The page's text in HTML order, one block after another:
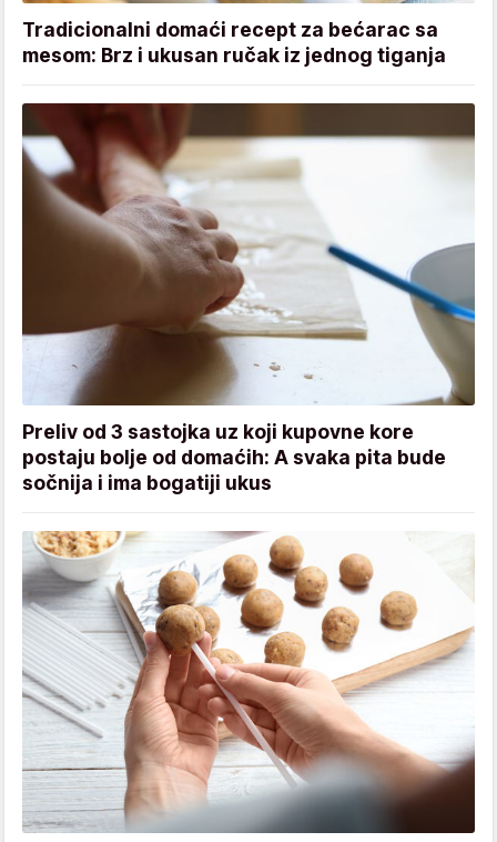
Tradicionalni domaći recept za bećarac sa
mesom: Brz i ukusan ručak iz jednog tiganja
Preliv od 3 sastojka uz koji kupovne kore
postaju bolje od domaćih: A svaka pita bude
sočnija i ima bogatiji ukus